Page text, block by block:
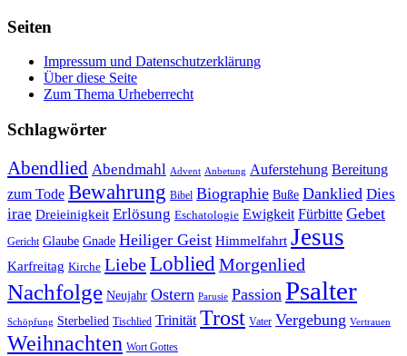
Seiten
Impressum und Datenschutzerklärung
Über diese Seite
Zum Thema Urheberrecht
Schlagwörter
Abendlied Abendmahl Advent Anbetung Auferstehung Bereitung
zum Tode Bewahrung Bibel Biographie Buße Danklied Dies
irae Dreieinigkeit Erlösung Eschatologie Ewigkeit Fürbitte Gebet
Gericht Glaube Gnade Heiliger Geist Himmelfahrt Jesus
Karfreitag Kirche LiebeLoblied Morgenlied
Nachfolge Neujahr Ostern Parusie Passion Psalter
Schöpfung Sterbelied Tischlied Trinität Trost Vater Vergebung Vertrauen
Weihnachten Wort Gottes